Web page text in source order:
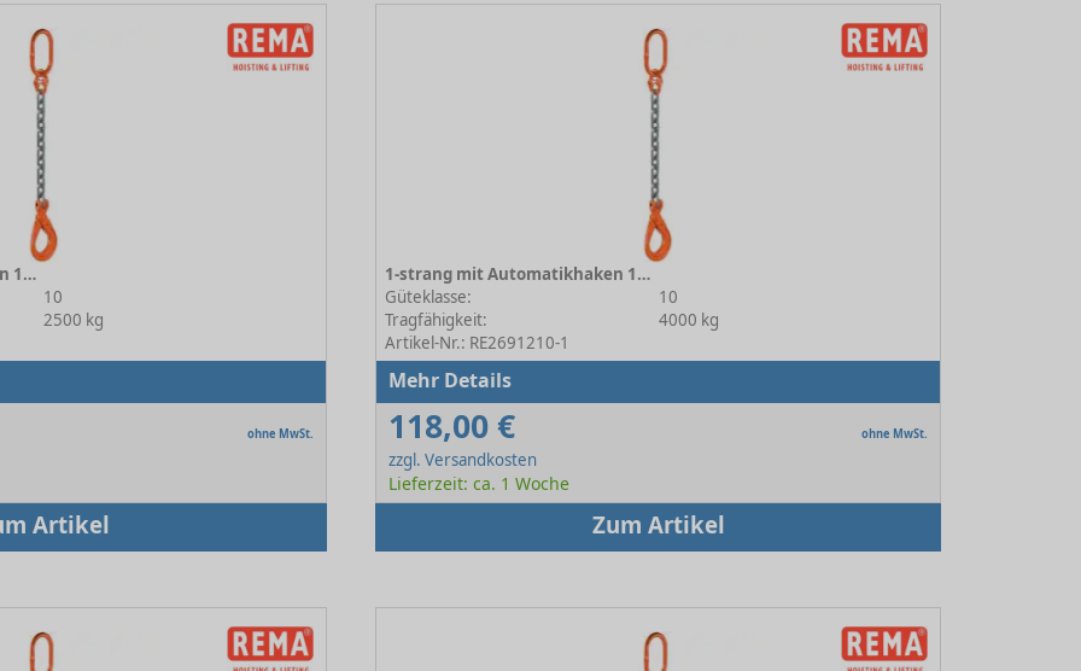
1-strang mit Automatikhaken 10-8
10
2500 kg
ohne MwSt.
Artikel
1-strang mit Automatikhaken 10-10
Güteklasse:
10
Tragfähigkeit:
4000 kg
Artikel-Nr.: RE2691210-1
Mehr Details
118,00 € ohne MwSt.
zzgl. Versandkosten
Lieferzeit: ca. 1 Woche
Zum Artikel